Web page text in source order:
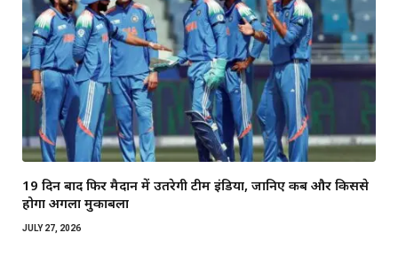
19 दिन बाद फिर मैदान में उतरेगी टीम इंडिया, जानिए कब और किससे
होगा अगला मुकाबला
JULY 27, 2026